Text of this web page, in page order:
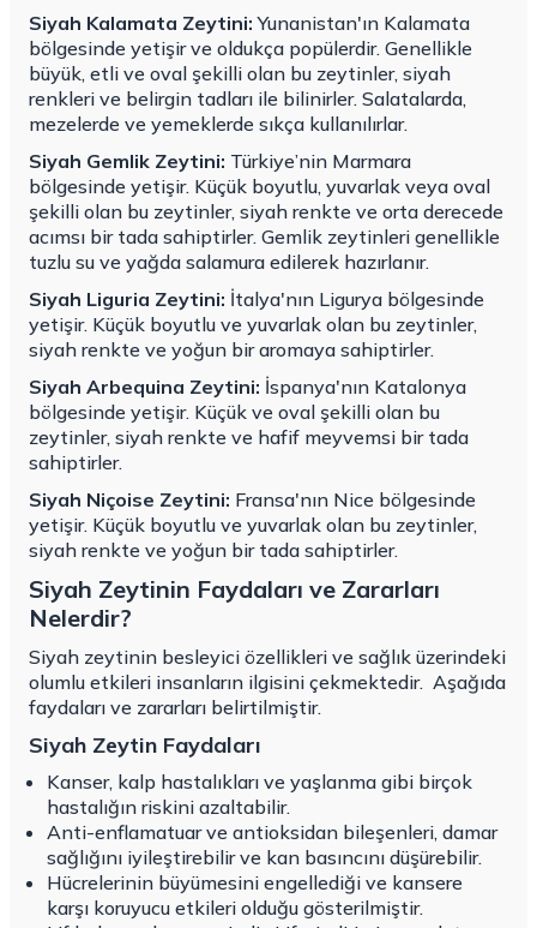
Siyah Kalamata Zeytini: Yunanistan'ın Kalamata
bölgesinde yetişir ve oldukça popülerdir. Genellikle
büyük, etli ve oval şekilli olan bu zeytinler, siyah
renkleri ve belirgin tadları ile bilinirler. Salatalarda,
mezelerde ve yemeklerde sıkça kullanılırlar.
Siyah Gemlik Zeytini: Türkiye’nin Marmara
bölgesinde yetişir. Küçük boyutlu, yuvarlak veya oval
şekilli olan bu zeytinler, siyah renkte ve orta derecede
acımsı bir tada sahiptirler. Gemlik zeytinleri genellikle
tuzlu su ve yağda salamura edilerek hazırlanır.
Siyah Liguria Zeytini: İtalya'nın Ligurya bölgesinde
yetişir. Küçük boyutlu ve yuvarlak olan bu zeytinler,
siyah renkte ve yoğun bir aromaya sahiptirler.
Siyah Arbequina Zeytini: İspanya'nın Katalonya
bölgesinde yetişir. Küçük ve oval şekilli olan bu
zeytinler, siyah renkte ve hafif meyvemsi bir tada
sahiptirler.
Siyah Niçoise Zeytini: Fransa'nın Nice bölgesinde
yetişir. Küçük boyutlu ve yuvarlak olan bu zeytinler,
siyah renkte ve yoğun bir tada sahiptirler.
Siyah Zeytinin Faydaları ve Zararları
Nelerdir?
Siyah zeytinin besleyici özellikleri ve sağlık üzerindeki
olumlu etkileri insanların ilgisini çekmektedir. Aşağıda
faydaları ve zararları belirtilmiştir.
Siyah Zeytin Faydaları
Kanser, kalp hastalıkları ve yaşlanma gibi birçok
hastalığın riskini azaltabilir.
Anti-enflamatuar ve antioksidan bileşenleri, damar
sağlığını iyileştirebilir ve kan basıncını düşürebilir.
Hücrelerinin büyümesini engellediği ve kansere
karşı koruyucu etkileri olduğu gösterilmiştir.